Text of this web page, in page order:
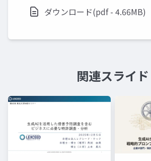
ダウンロード(pdf - 4.66MB)
関連スライド